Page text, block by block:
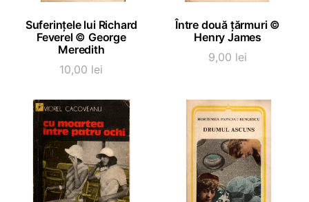
ADAUGĂ ÎN COȘ
Suferințele lui Richard
Feverel © George
Meredith
10,00 lei
ADAUGĂ ÎN COȘ
Între două țărmuri ©
Henry James
9,00 lei